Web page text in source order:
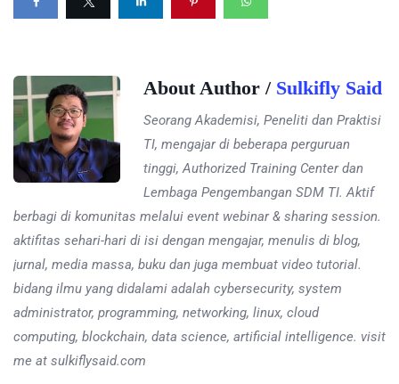
About Author / Sulkifly Said
Seorang Akademisi, Peneliti dan Praktisi
TI, mengajar di beberapa perguruan
tinggi, Authorized Training Center dan
Lembaga Pengembangan SDM TI. Aktif
berbagi di komunitas melalui event webinar & sharing session.
aktifitas sehari-hari di isi dengan mengajar, menulis di blog,
jurnal, media massa, buku dan juga membuat video tutorial.
bidang ilmu yang didalami adalah cybersecurity, system
administrator, programming, networking, linux, cloud
computing, blockchain, data science, artificial intelligence. visit
me at sulkiflysaid.com